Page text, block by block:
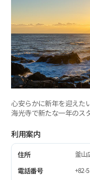
心安らかに新年を迎えた
海光寺で新たな一年のス
利用案内
住所
釜山
電話番号
+82-